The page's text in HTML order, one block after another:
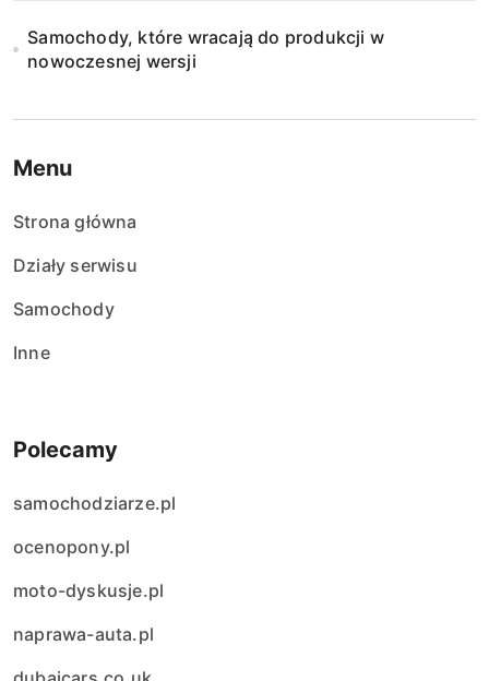
Samochody, które wracają do produkcji w
nowoczesnej wersji
Menu
Strona główna
Działy serwisu
Samochody
Inne
Polecamy
samochodziarze.pl
ocenopony.pl
moto-dyskusje.pl
naprawa-auta.pl